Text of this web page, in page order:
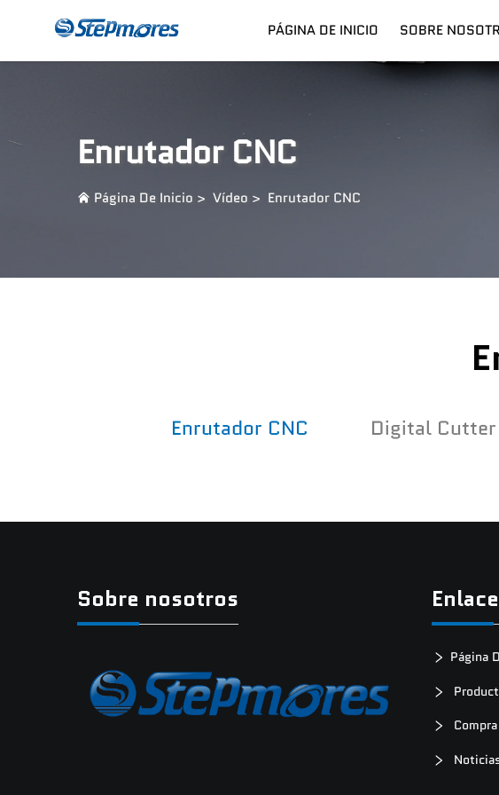
PÁGINA DE INICIO SOBRE
Enrutador CNC
Página De Inicio > Vídeo > Enrutador CNC
Enrutador CNC Digital Cutter
Sobre nosotros
Página
Compra